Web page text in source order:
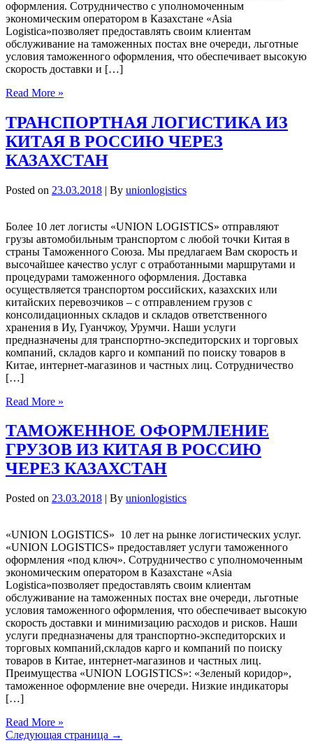
оформления. Сотрудничество с уполномоченным
экономическим оператором в Казахстане «Asia
Logistica»позволяет предоставлять своим клиентам
обслуживание на таможенных постах вне очереди, льготные
условия таможенного оформления, что обеспечивает высокую
скорость доставки и […]
Read More »
ТРАНСПОРТНАЯ ЛОГИСТИКА ИЗ
КИТАЯ В РОССИЮ ЧЕРЕЗ
КАЗАХСТАН
Posted on 23.03.2018 | By unionlogistics
Более 10 лет логисты «UNION LOGISTICS» отправляют
грузы автомобильным транспортом с любой точки Китая в
страны Таможенного Союза. Мы предлагаем Вам скорость и
высочайшее качество услуг с отработанными маршрутами и
процедурами таможенного оформления. Доставка
осуществляется транспортом российских, казахских или
китайских перевозчиков – с отправлением грузов с
консолидационных складов и складов ответственного
хранения в Иу, Гуанчжоу, Урумчи. Наши услуги
предназначены для транспортно-экспедиторских и торговых
компаний, складов карго и компаний по поиску товаров в
Китае, интернет-магазинов и частных лиц. Сотрудничество
[…]
Read More »
ТАМОЖЕННОЕ ОФОРМЛЕНИЕ
ГРУЗОВ ИЗ КИТАЯ В РОССИЮ
ЧЕРЕЗ КАЗАХСТАН
Posted on 23.03.2018 | By unionlogistics
«UNION LOGISTICS» 10 лет на рынке логистических услуг.
«UNION LOGISTICS» предоставляет услуги таможенного
оформления «под ключ». Сотрудничество с уполномоченным
экономическим оператором в Казахстане «Asia
Logistica»позволяет предоставлять своим клиентам
обслуживание на таможенных постах вне очереди, льготные
условия таможенного оформления, что обеспечивает высокую
скорость доставки и минимизацию расходов и рисков. Наши
услуги предназначены для транспортно-экспедиторских и
торговых компаний,складов карго и компаний по поиску
товаров в Китае, интернет-магазинов и частных лиц.
Преимущества «UNION LOGISTICS»: «Зеленый коридор»,
таможенное оформление вне очереди. Низкие индикаторы
[…]
Read More »
Следующая страница →